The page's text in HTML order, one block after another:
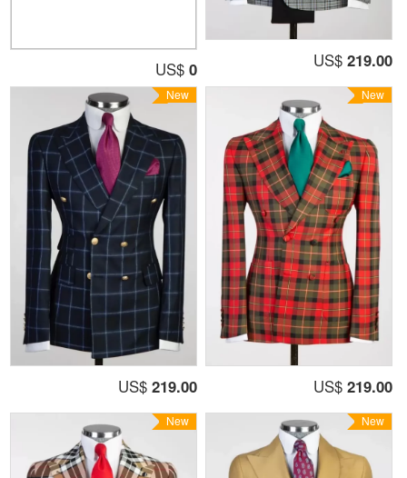
US$ 0 US$ 219.00
New
US$ 219.00
New
US$ 219.00
New New